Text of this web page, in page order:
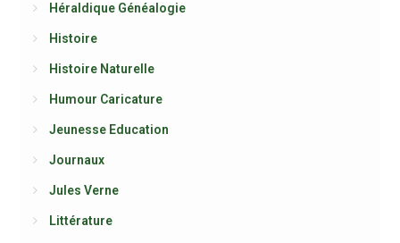
Héraldique Généalogie
Histoire
Histoire Naturelle
Humour Caricature
Jeunesse Education
Journaux
Jules Verne
Littérature